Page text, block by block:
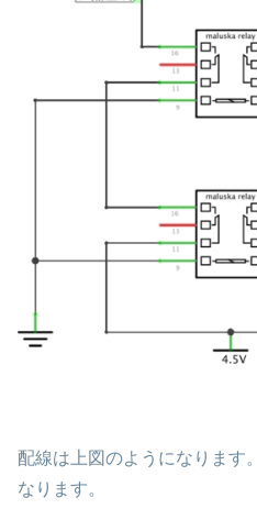
配線は上図のようになります
なります。